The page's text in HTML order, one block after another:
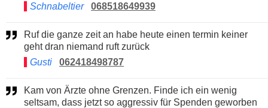
Schnabeltier
068518649939
Ruf die ganze zeit an habe heute einen termin keiner
geht dran niemand ruft zurück
Gusti
062418498787
Kam von Ärzte ohne Grenzen. Finde ich ein wenig
seltsam, dass jetzt so aggressiv für Spenden geworben